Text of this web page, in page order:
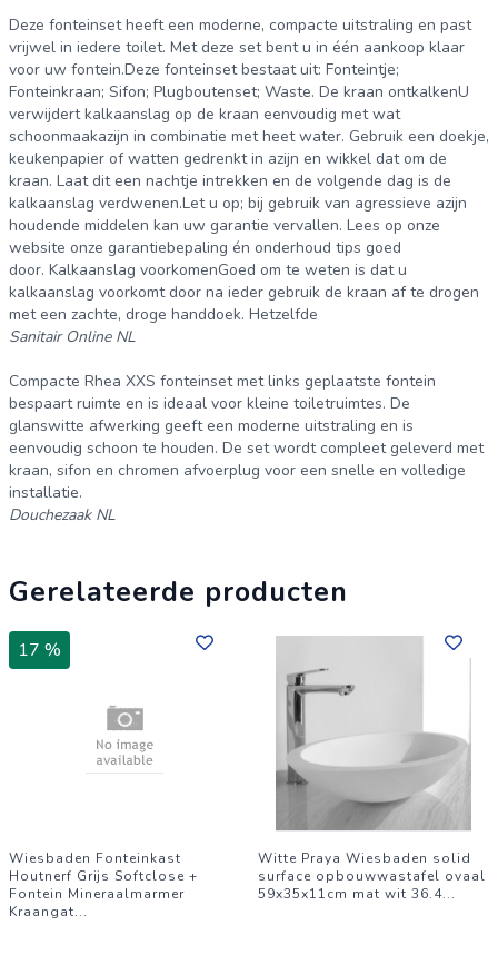
Deze fonteinset heeft een moderne, compacte uitstraling en past
vrijwel in iedere toilet. Met deze set bent u in één aankoop klaar
voor uw fontein.Deze fonteinset bestaat uit: Fonteintje;
Fonteinkraan; Sifon; Plugboutenset; Waste. De kraan ontkalkenU
verwijdert kalkaanslag op de kraan eenvoudig met wat
schoonmaakazijn in combinatie met heet water. Gebruik een doekje,
keukenpapier of watten gedrenkt in azijn en wikkel dat om de
kraan. Laat dit een nachtje intrekken en de volgende dag is de
kalkaanslag verdwenen.Let u op; bij gebruik van agressieve azijn
houdende middelen kan uw garantie vervallen. Lees op onze
website onze garantiebepaling én onderhoud tips goed
door. Kalkaanslag voorkomenGoed om te weten is dat u
kalkaanslag voorkomt door na ieder gebruik de kraan af te drogen
met een zachte, droge handdoek. Hetzelfde
Sanitair Online NL
Compacte Rhea XXS fonteinset met links geplaatste fontein
bespaart ruimte en is ideaal voor kleine toiletruimtes. De
glanswitte afwerking geeft een moderne uitstraling en is
eenvoudig schoon te houden. De set wordt compleet geleverd met
kraan, sifon en chromen afvoerplug voor een snelle en volledige
installatie.
Douchezaak NL
Gerelateerde producten
17 %
Wiesbaden Fonteinkast
Houtnerf Grijs Softclose +
Fontein Mineraalmarmer
Kraangat...
Witte Praya Wiesbaden solid
surface opbouwwastafel ovaal
59x35x11cm mat wit 36.4...